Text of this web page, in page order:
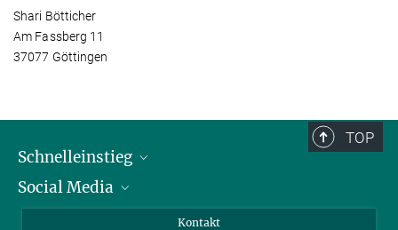
Shari Bötticher
Am Fassberg 11
37077 Göttingen
TOP
Schnelleinstieg
Alumni
Social Media
Kontakt